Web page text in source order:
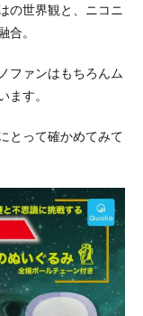
の世界観と、ニコニ
合。
ファンはもちろんム
ます。
とって確かめてみて